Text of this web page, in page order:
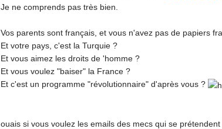
Je ne comprends pas très bien.
Vos parents sont français, et vous n'avez pas de papiers
Et votre pays, c'est la Turquie ?
Et vous aimez les droits de 'homme ?
Et vous voulez "baiser" la France ?
Et c'est un programme "révolutionnaire" d'après vous ?
ouais si vous voulez les emails des mecs qui se